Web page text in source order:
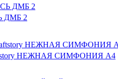
ДМБ 2
НЕЖНАЯ СИМФОНИЯ А4